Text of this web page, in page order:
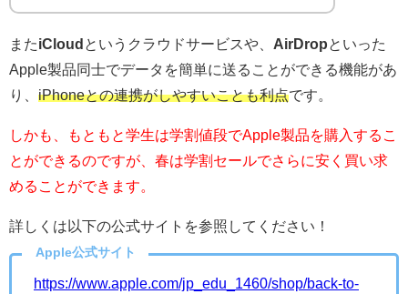
またiCloud というクラウドサービスや、 AirDrop といった
Apple製品同士でデータを簡単に送ることができる機能があ
り、 iPhoneとの連携がしやすいことも利点です。
しかも、もともと学生は学割値段でApple製品を購入するこ
とができるのですが、春は学割セールでさらに安く買い求
めることができます。
詳しくは以下の公式サイトを参照してください！
Apple公式サイト
https://www.apple.com/jp_edu_1460/shop/back-to-